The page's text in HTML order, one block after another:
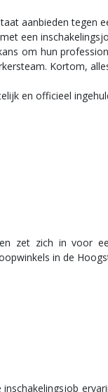
aanbieden
een
om hun
Kortom,
en officieel
zet zich in voor
in de